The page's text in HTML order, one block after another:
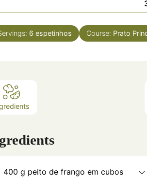
6 espetinhos Course: Prato
400 g peito de frango em cubos